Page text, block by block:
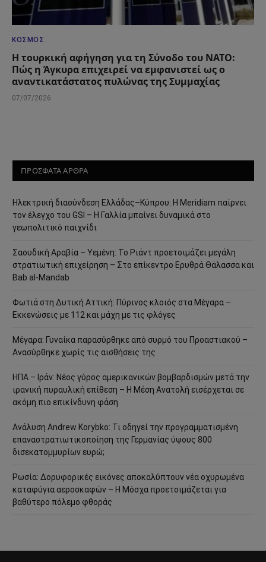
ΚΌΣΜΟΣ
Η τουρκική αφήγηση για τη Σύνοδο του ΝΑΤΟ:
Πώς η Άγκυρα επιχειρεί να εμφανιστεί ως ο
αναντικατάστατος πυλώνας της Συμμαχίας
07/07/2026
ΠΡΟΣΦΑΤΑ ΑΡΘΡΑ
Ηλεκτρική διασύνδεση Ελλάδας–Κύπρου: Η Meridiam παίρνει
τον έλεγχο του GSI – Η Γαλλία μπαίνει δυναμικά στο
γεωπολιτικό παιχνίδι
Σαουδική Αραβία – Υεμένη: Το Ριάντ προετοιμάζει μεγάλη
στρατιωτική επιχείρηση – Στο επίκεντρο Ερυθρά Θάλασσα και
Bab al-Mandab
Φωτιά στη Δυτική Αττική: Πύρινος κλοιός στα Μέγαρα –
Εκκενώσεις με 112 και μάχη με τις φλόγες
Μέγαρα: Γυναίκα παρασύρθηκε από συρμό του Προαστιακού –
Ανασύρθηκε χωρίς τις αισθήσεις της
ΗΠΑ – Ιράν: Νέος γύρος αμερικανικών βομβαρδισμών μετά την
ιρανική πυραυλική επίθεση – Η Μέση Ανατολή εισέρχεται σε
ακόμη πιο επικίνδυνη φάση
Ανάλυση Andrew Korybko: Τι οδηγεί την προγραμματισμένη
επαναστρατιωτικοποίηση της Γερμανίας ύψους 800
δισεκατομμυρίων ευρώ;
Ρωσία: Δορυφορικές εικόνες αποκαλύπτουν νέα οχυρωμένα
καταφύγια αεροσκαφών – Η Μόσχα προετοιμάζεται για
βαθύτερο πόλεμο φθοράς